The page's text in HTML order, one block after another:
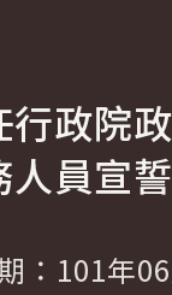
行政院
人員宣
：101年